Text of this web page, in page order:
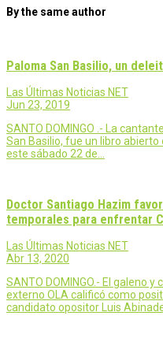
By the same author
Paloma San Basilio, un
Las Últimas Noticias NET
Jun 23, 2019
SANTO DOMINGO .- La
San Basilio, fue un libro abierto
este sábado 22 de…
Doctor Santiago Hazim
temporales para enfrentar
Las Últimas Noticias NET
Abr 13, 2020
SANTO DOMINGO.- El galeno
externo OLA calificó como
candidato opositor Luis